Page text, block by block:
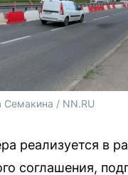
Семакина / NN.RU
реализуется в
соглашения,